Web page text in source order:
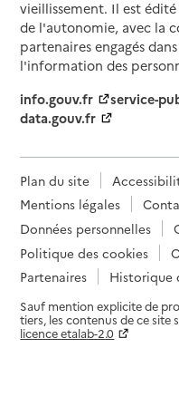
vieillissement. Il est
de l'autonomie, avec la
partenaires engagés
l'information des
info.gouv.fr
service-
data.gouv.fr
Plan du site
Mentions légales
Données personnelles
Politique des cookies
Partenaires
Historique
Sauf mention explicite de
tiers, les contenus de ce site
licence etalab-2.0